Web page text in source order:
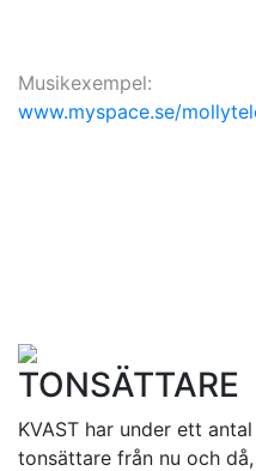
Musikexempel:
www.myspace.se/
TONSÄTTARE
KVAST har under ett
tonsättare från nu och